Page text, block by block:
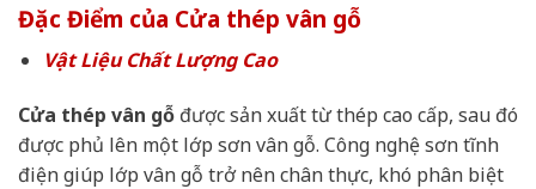
Đặc Điểm của Cửa thép vân gỗ
Vật Liệu Chất Lượng Cao
Cửa thép vân gỗ được sản xuất từ thép cao cấp, sau đó
được phủ lên một lớp sơn vân gỗ. Công nghệ sơn tĩnh
điện giúp lớp vân gỗ trở nên chân thực, khó phân biệt